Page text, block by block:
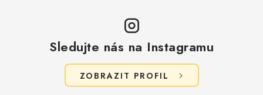
Sledujte nás na Instagramu
ZOBRAZIT PROFIL